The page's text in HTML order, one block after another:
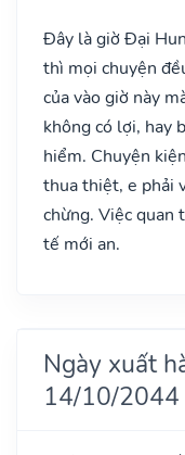
Đây là giờ Đại
thì mọi chuyện
của vào giờ này
không có lợi, hay
hiểm. Chuyện
thua thiệt, e phải
chừng. Việc quan
tế mới an.
Ngày xuất
14/10/2044